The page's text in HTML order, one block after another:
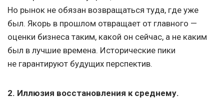
Но рынок не обязан возвращаться туда, где уже
был. Якорь в прошлом отвращает от главного —
оценки бизнеса таким, какой он сейчас, а не каким
был в лучшие времена. Исторические пики
не гарантируют будущих перспектив.
2. Иллюзия восстановления к среднему.